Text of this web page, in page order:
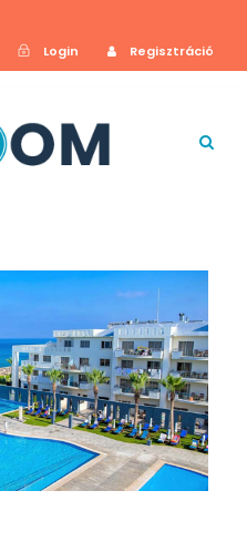
Login
Regisztráció